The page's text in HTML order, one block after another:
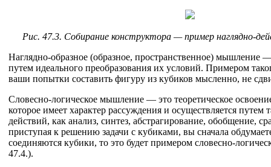
Рис. 47.3. Собирание конструктора — пример наглядно-
Наглядно-образное (образное, пространственное) мышление
путем идеального преобразования их условий. Примером
ваши попытки составить фигуру из кубиков мысленно, не
Словесно-логическое мышление — это теоретическое
которое имеет характер рассуждения и осуществляется
действий, как анализ, синтез, абстрагирование, обобщение,
приступая к решению задачи с кубиками, вы сначала
соединяются кубики, то это будет примером словесно-
47.4.).